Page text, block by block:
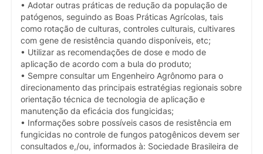
• Adotar outras práticas de redução da população de
patógenos, seguindo as Boas Práticas Agrícolas, tais
como rotação de culturas, controles culturais, cultivares
com gene de resistência quando disponíveis, etc;
• Utilizar as recomendações de dose e modo de
aplicação de acordo com a bula do produto;
• Sempre consultar um Engenheiro Agrônomo para o
direcionamento das principais estratégias regionais sobre
orientação técnica de tecnologia de aplicação e
manutenção da eficácia dos fungicidas;
• Informações sobre possíveis casos de resistência em
fungicidas no controle de fungos patogênicos devem ser
consultados e,/ou, informados à: Sociedade Brasileira de